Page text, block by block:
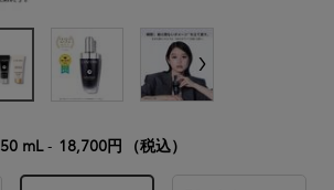
50 mL- 18,700円 （税込）